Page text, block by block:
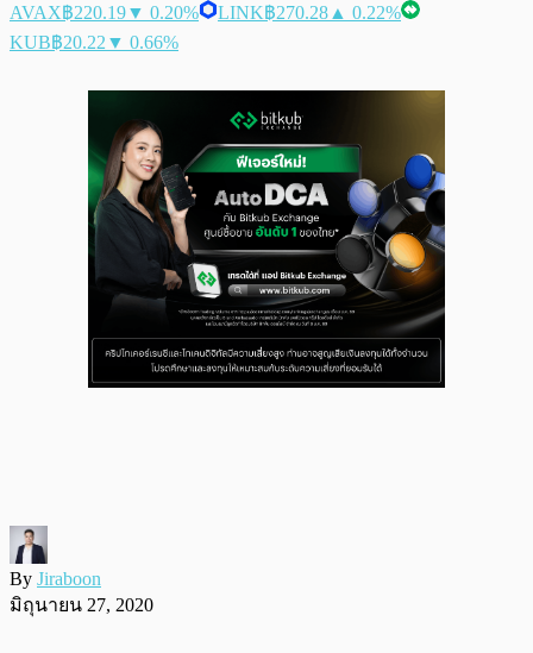
AVAX฿220.19▼ 0.20% LINK฿270.28 ▲ 0.22%
KUB฿20.22 ▼ 0.66%
By Jiraboon
มิถุนายน 27, 2020